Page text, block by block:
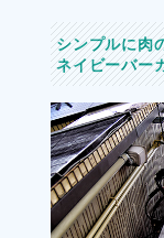
シンプルに肉
ネイビーバー